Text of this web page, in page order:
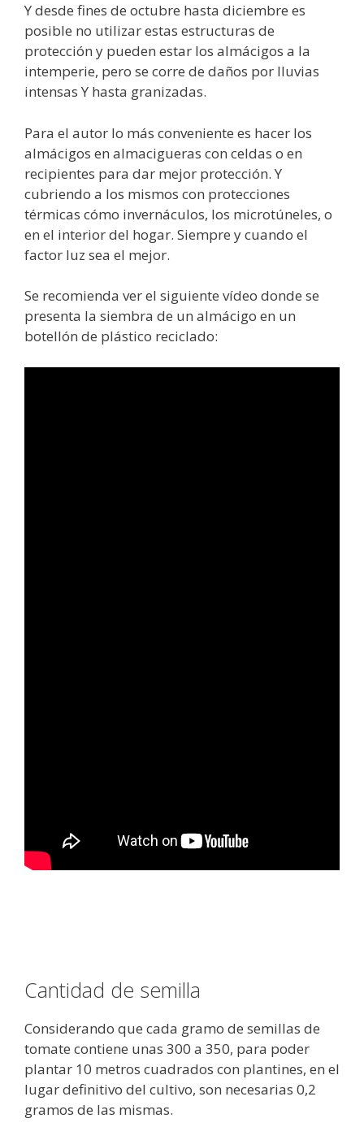
Y desde fines de octubre hasta diciembre es
posible no utilizar estas estructuras de
protección y pueden estar los almácigos a la
intemperie, pero se corre de daños por lluvias
intensas Y hasta granizadas.
Para el autor lo más conveniente es hacer los
almácigos en almacigueras con celdas o en
recipientes para dar mejor protección. Y
cubriendo a los mismos con protecciones
térmicas cómo invernáculos, los microtúneles, o
en el interior del hogar. Siempre y cuando el
factor luz sea el mejor.
Se recomienda ver el siguiente vídeo donde se
presenta la siembra de un almácigo en un
botellón de plástico reciclado:
Cantidad de semilla
Considerando que cada gramo de semillas de
tomate contiene unas 300 a 350, para poder
plantar 10 metros cuadrados con plantines, en el
lugar definitivo del cultivo, son necesarias 0,2
gramos de las mismas.